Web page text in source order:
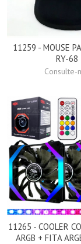
11259 - MOUSE
RY-68
Consulte-
11265 - COOLER
ARGB + FITA